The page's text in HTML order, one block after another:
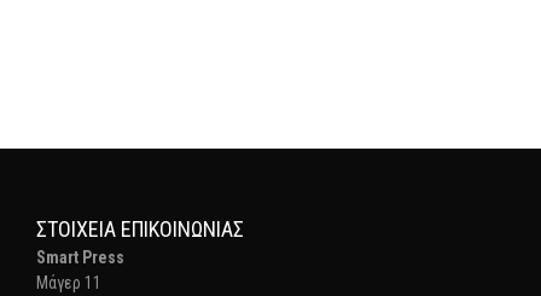
ΣΤΟΙΧΕΊΑ ΕΠΙΚΟΙΝΩΝΊΑΣ
Smart Press
Mάγερ 11